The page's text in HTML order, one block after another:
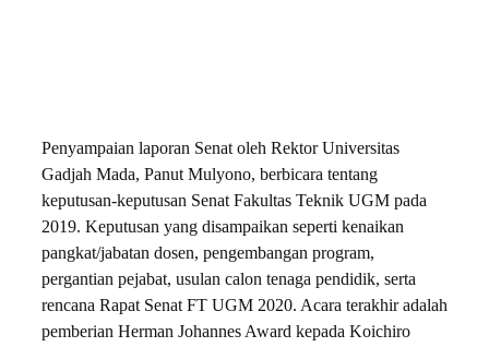
Penyampaian laporan Senat oleh Rektor Universitas
Gadjah Mada, Panut Mulyono, berbicara tentang
keputusan-keputusan Senat Fakultas Teknik UGM pada
2019. Keputusan yang disampaikan seperti kenaikan
pangkat/jabatan dosen, pengembangan program,
pergantian pejabat, usulan calon tenaga pendidik, serta
rencana Rapat Senat FT UGM 2020. Acara terakhir adalah
pemberian Herman Johannes Award kepada Koichiro